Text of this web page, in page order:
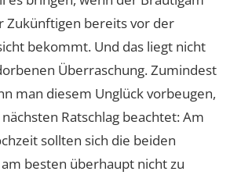
Zukünftigen bereits vor der
bekommt. Und das liegt nicht
Überraschung. Zumindest
man diesem Unglück vorbeugen,
Ratschlag beachtet: Am
sollten sich die beiden
besten überhaupt nicht zu